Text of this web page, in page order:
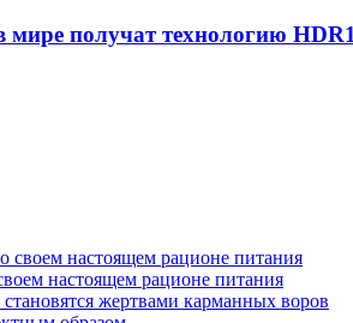
получат технологию
настоящем рационе питания
жертвами карманных воров